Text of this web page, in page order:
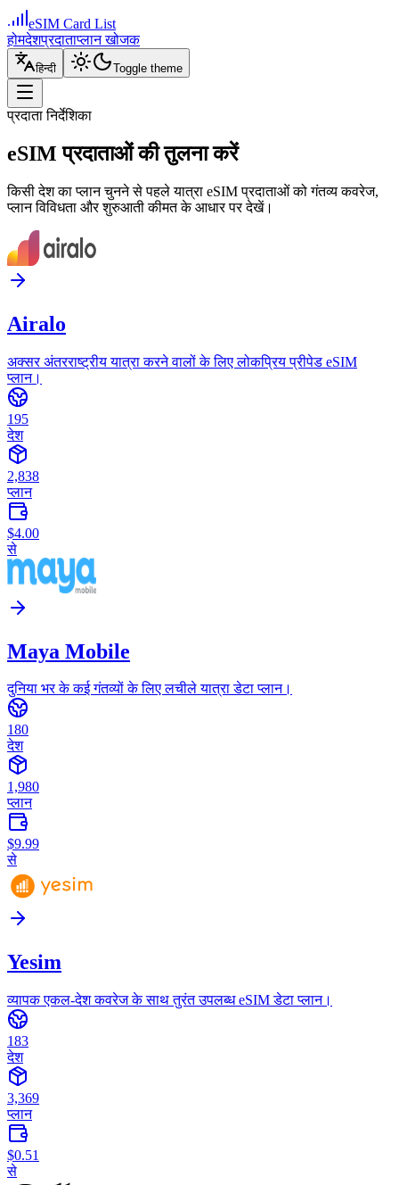
eSIM Card List
होमदेशप्रदाताप्लान खोजक
हिन्दी Toggle theme
प्रदाता निर्देशिका
eSIM प्रदाताओं की तुलना करें
किसी देश का प्लान चुनने से पहले यात्रा eSIM प्रदाताओं को गंतव्य कवरेज,
प्लान विविधता और शुरुआती कीमत के आधार पर देखें।
Airalo
अक्सर अंतरराष्ट्रीय यात्रा करने वालों के लिए लोकप्रिय प्रीपेड eSIM
प्लान।
195
देश
2,838
प्लान
$4.00
से
Maya Mobile
दुनिया भर के कई गंतव्यों के लिए लचीले यात्रा डेटा प्लान।
180
देश
1,980
प्लान
$9.99
से
Yesim
व्यापक एकल-देश कवरेज के साथ तुरंत उपलब्ध eSIM डेटा प्लान।
183
देश
3,369
प्लान
$0.51
से